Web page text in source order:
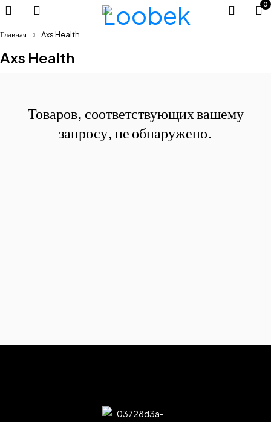
0
Главная Axs Health
Axs Health
Товаров, соответствующих вашему
запросу, не обнаружено.